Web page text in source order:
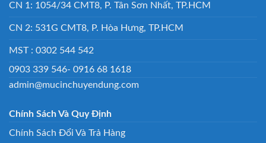
CN 1: 1054/34 CMT8, P. Tân Sơn Nhất, TP.HCM
CN 2: 531G CMT8, P. Hòa Hưng, TP.HCM
MST : 0302 544 542
0903 339 546- 0916 68 1618
admin@mucinchuyendung.com
Chính Sách Và Quy Định
Chính Sách Đổi Và Trả Hàng